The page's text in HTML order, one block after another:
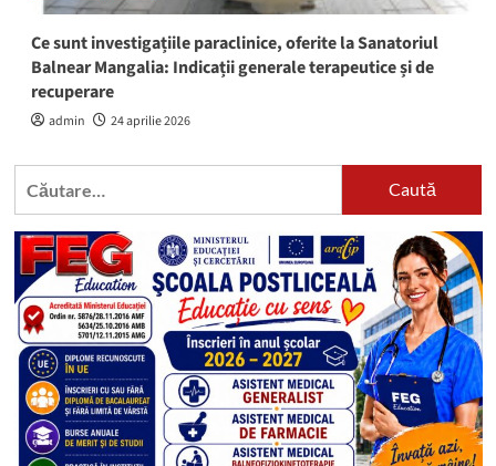
Ce sunt investigațiile paraclinice, oferite la Sanatoriul
Balnear Mangalia: Indicații generale terapeutice și de
recuperare
admin 24 aprilie 2026
Caută